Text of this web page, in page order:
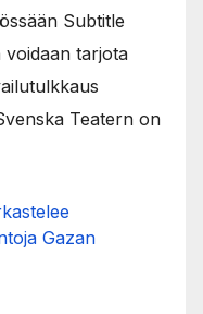
Subtitle
tarjota
Teatern on
Gazan